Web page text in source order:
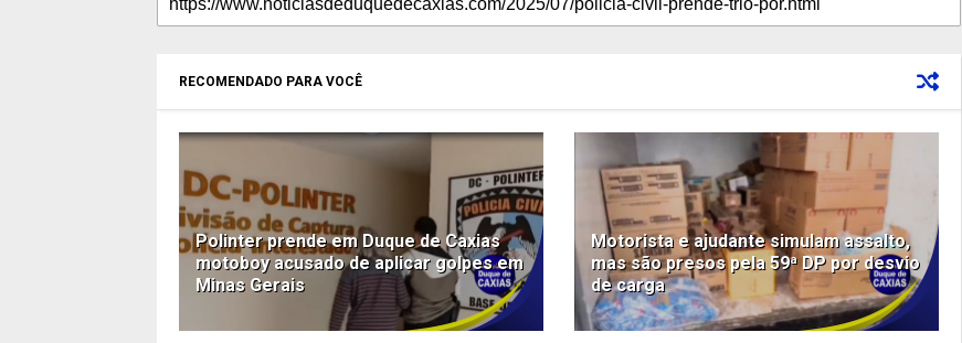
RECOMENDADO PARA VOCÊ
Polinter prende em Duque de Caxias
motoboy acusado de aplicar golpes em
Minas Gerais
Motorista e ajudante simulam assalto,
mas são presos pela 59ª DP por desvio
de carga